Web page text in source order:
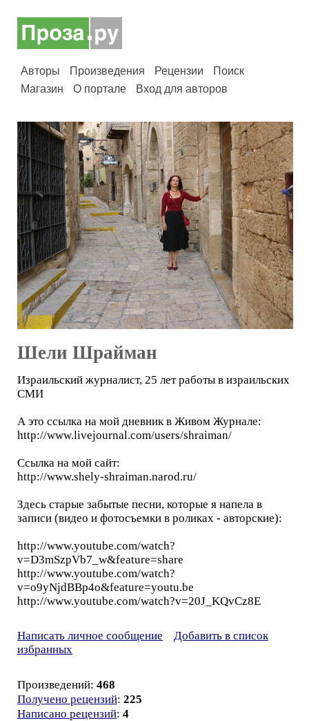
Авторы Произведения Рецензии
Поиск
Магазин
О портале Вход для авторов
Шели Шрайман
Израильский журналист, 25 лет работы в израильских
СМИ
А это ссылка на мой дневник в Живом Журнале:
http://www.livejournal.com/users/shraiman/
Ссылка на мой сайт:
http://www.shely-shraiman.narod.ru/
Здесь старые забытые песни, которые я напела в
записи (видео и фотосъемки в роликах - авторские):
http://www.youtube.com/watch?
v=D3mSzpVb7_w&feature=share
http://www.youtube.com/watch?
v=o9yNjdBBp4o&feature=youtu.be
http://www.youtube.com/watch?v=20J_KQvCz8E
Написать личное сообщение
Добавить в список
избранных
Произведений: 468
Получено рецензий: 225
Написано рецензий: 4